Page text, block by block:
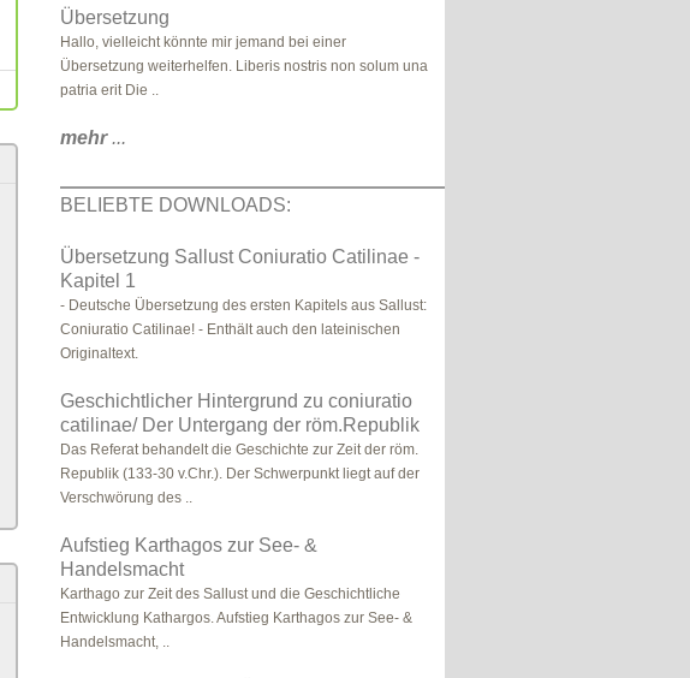
Übersetzung
Hallo, vielleicht könnte mir jemand bei einer
Übersetzung weiterhelfen. Liberis nostris non solum una
patria erit Die ..
mehr...
BELIEBTE DOWNLOADS:
Übersetzung Sallust Coniuratio Catilinae -
Kapitel 1
- Deutsche Übersetzung des ersten Kapitels aus Sallust:
Coniuratio Catilinae! - Enthält auch den lateinischen
Originaltext.
Geschichtlicher Hintergrund zu coniuratio
catilinae/ Der Untergang der röm.Republik
Das Referat behandelt die Geschichte zur Zeit der röm.
Republik (133-30 v.Chr.). Der Schwerpunkt liegt auf der
Verschwörung des ..
Aufstieg Karthagos zur See- &
Handelsmacht
Karthago zur Zeit des Sallust und die Geschichtliche
Entwicklung Kathargos. Aufstieg Karthagos zur See- &
Handelsmacht, ..